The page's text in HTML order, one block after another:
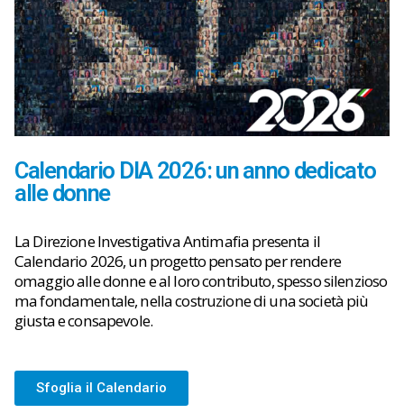
Calendario DIA 2026: un anno dedicato
alle donne
La Direzione Investigativa Antimafia presenta il
Calendario 2026, un progetto pensato per rendere
omaggio alle donne e al loro contributo, spesso silenzioso
ma fondamentale, nella costruzione di una società più
giusta e consapevole.
Sfoglia il Calendario